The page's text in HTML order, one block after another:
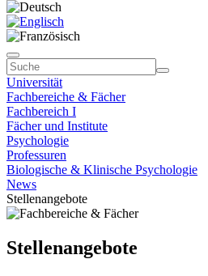
Universität
Fachbereiche & Fächer
Fachbereich I
Fächer und Institute
Psychologie
Professuren
Biologische & Klinische Psychologie
News
Stellenangebote
Stellenangebote